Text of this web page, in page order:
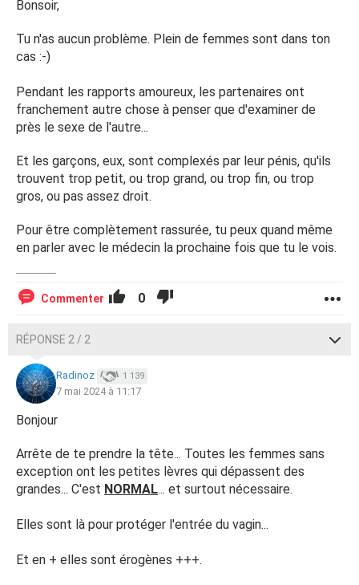
Bonsoir,
Tu n'as aucun problème. Plein de femmes sont dans ton
cas :-)
Pendant les rapports amoureux, les partenaires ont
franchement autre chose à penser que d'examiner de
près le sexe de l'autre...
Et les garçons, eux, sont complexés par leur pénis, qu'ils
trouvent trop petit, ou trop grand, ou trop fin, ou trop
gros, ou pas assez droit.
Pour être complètement rassurée, tu peux quand même
en parler avec le médecin la prochaine fois que tu le vois.
Commenter 0
RÉPONSE 2 / 2
Radinoz 1 139
7 mai 2024 à 11:17
Bonjour
Arrête de te prendre la tête... Toutes les femmes sans
exception ont les petites lèvres qui dépassent des
grandes... C'est NORMAL... et surtout nécessaire.
Elles sont là pour protéger l'entrée du vagin...
Et en + elles sont érogènes +++.